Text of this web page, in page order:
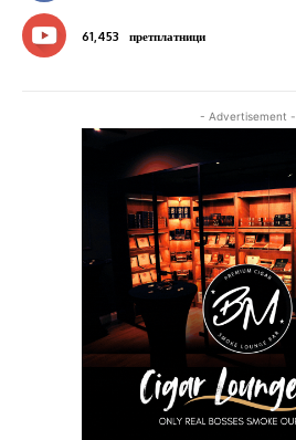
61,453 претплатници
- Advertisement -